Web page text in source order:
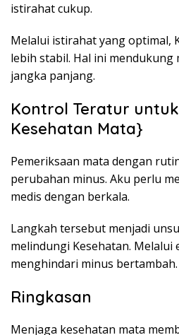
istirahat cukup.
Melalui istirahat yang optimal,
lebih stabil. Hal ini
jangka panjang.
Kontrol Teratur
Kesehatan Mata}
Pemeriksaan mata dengan
perubahan minus. Aku perlu
medis dengan berkala.
Langkah tersebut menjadi
melindungi Kesehatan. Melalui
menghindari minus bertambah.
Ringkasan
Menjaga kesehatan mata